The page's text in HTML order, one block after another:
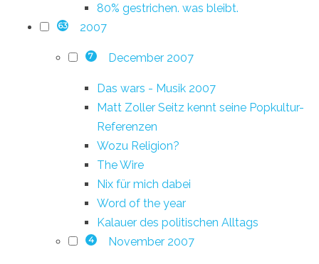
80% gestrichen. was bleibt.
63 2007
7 December 2007
Das wars - Musik 2007
Matt Zoller Seitz kennt seine Popkultur-
Referenzen
Wozu Religion?
The Wire
Nix für mich dabei
Word of the year
Kalauer des politischen Alltags
4 November 2007